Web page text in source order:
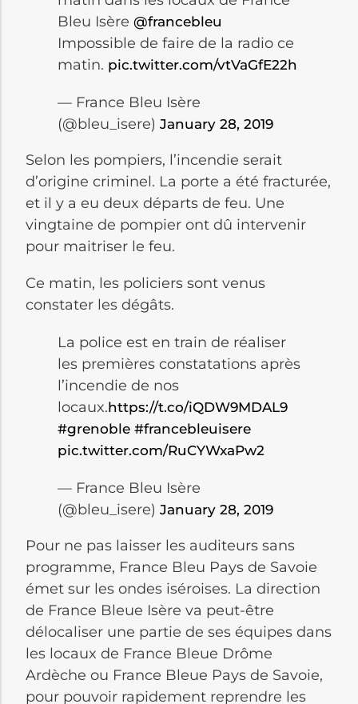
Bleu Isère @francebleu
Impossible de faire de la radio ce
matin. pic.twitter.com/vtVaGfE22h
— France Bleu Isère
(@bleu_isere) January 28, 2019
Selon les pompiers, l’incendie serait
d’origine criminel. La porte a été fracturée,
et il y a eu deux départs de feu. Une
vingtaine de pompier ont dû intervenir
pour maitriser le feu.
Ce matin, les policiers sont venus
constater les dégâts.
La police est en train de réaliser
les premières constatations après
l’incendie de nos
locaux.https://t.co/iQDW9MDAL9
#grenoble #francebleuisere
pic.twitter.com/RuCYWxaPw2
— France Bleu Isère
(@bleu_isere) January 28, 2019
Pour ne pas laisser les auditeurs sans
programme, France Bleu Pays de Savoie
émet sur les ondes iséroises. La direction
de France Bleue Isère va peut-être
délocaliser une partie de ses équipes dans
les locaux de France Bleue Drôme
Ardèche ou France Bleue Pays de Savoie,
pour pouvoir rapidement reprendre les